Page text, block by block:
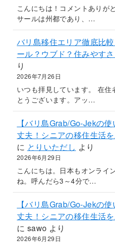
こんにちは！コメントありが
サールは州都であり、…
バリ島移住エリア徹底比
ール？ウブド？住みやす
り
2026年7月26日
いつも拝見しています。 在
とうございます。アッ…
【バリ島Grab/Go-Jekの
丈夫！シニアの移住生活
に とりいただし より
2026年6月29日
こんにちは。日本もオンライ
ね。呼んだら3～4分で…
【バリ島Grab/Go-Jekの
丈夫！シニアの移住生活
に sawo より
2026年6月29日